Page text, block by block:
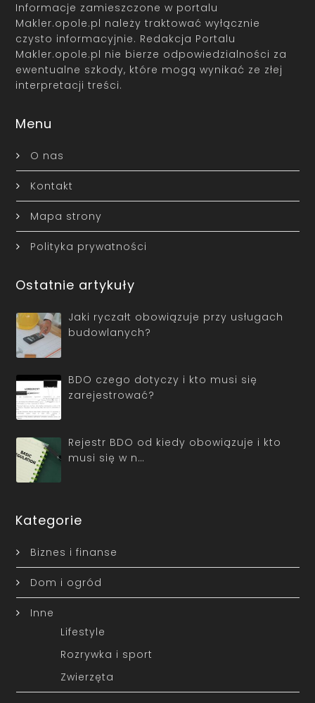
Informacje zamieszczone w portalu
Makler.opole.pl należy traktować wyłącznie
czysto informacyjnie. Redakcja Portalu
Makler.opole.pl nie bierze odpowiedzialności za
ewentualne szkody, które mogą wynikać ze złej
interpretacji treści.
Menu
O nas
Kontakt
Mapa strony
Polityka prywatności
Ostatnie artykuły
Jaki ryczałt obowiązuje przy usługach
budowlanych?
BDO czego dotyczy i kto musi się
zarejestrować?
Rejestr BDO od kiedy obowiązuje i kto
musi się w n…
Kategorie
Biznes i finanse
Dom i ogród
Inne
Lifestyle
Rozrywka i sport
Zwierzęta